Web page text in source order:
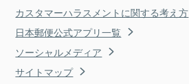
カスタマーハラスメントに関する考え方
日本郵便公式アプリ一覧
ソーシャルメディア
サイトマップ